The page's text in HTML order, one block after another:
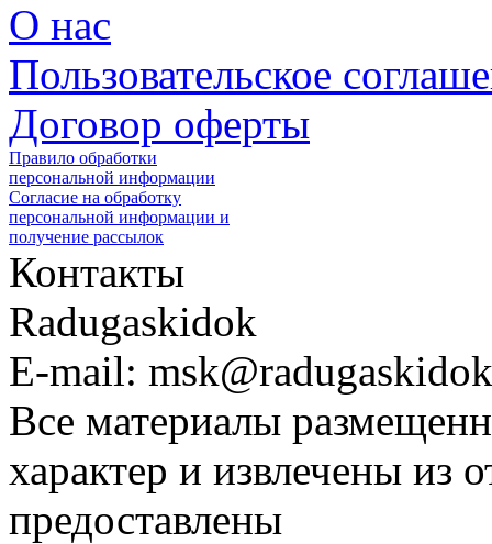
О нас
Пользовательское
Договор оферты
Правило обработки
персональной информации
Согласие на обработку
персональной информации и
получение рассылок
Контакты
Radugaskidok
E-mail:
Все материалы
характер и извлечены из
предоставлены